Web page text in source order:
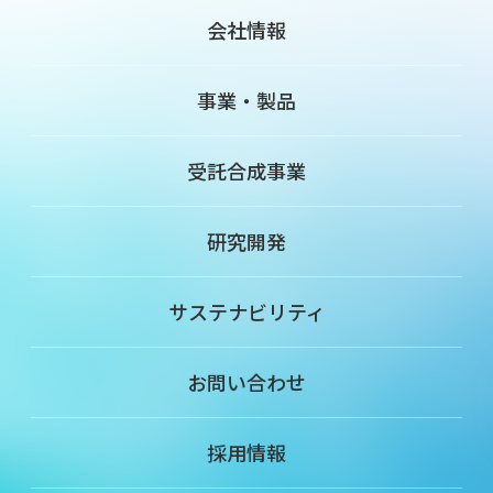
会社情報
事業・製品
受託合成事業
研究開発
サステナビリティ
お問い合わせ
採用情報